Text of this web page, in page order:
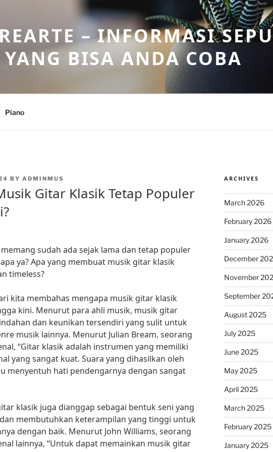
– INFORMASI
BISA ANDA COBA
Piano
BY ADMINMUS
Gitar Klasik Tetap Populer
sudah ada sejak lama dan tetap populer
ya? Apa yang membuat musik gitar klasik
timeless?
kita membahas mengapa musik gitar klasik
kini. Menurut para ahli musik, musik gitar
dan keunikan tersendiri yang sulit untuk
musik lainnya. Menurut Julian Bream, seorang
“Gitar klasik adalah instrumen yang memiliki
yang sangat kuat. Suara yang dihasilkan oleh
menyentuh hati pendengarnya dengan sangat
klasik juga dianggap sebagai bentuk seni yang
membutuhkan keterampilan yang tinggi untuk
dengan baik. Menurut John Williams, seorang
lainnya, “Untuk dapat memainkan musik gitar
ARCHIVES
March 2026
February 2026
January 2026
December
November
September
August 2025
July 2025
June 2025
May 2025
April 2025
March 2025
February 2025
January 2025